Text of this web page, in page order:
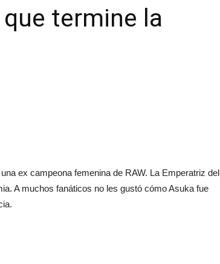
termine la
ex campeona femenina de RAW. La Emperatriz del
A muchos fanáticos no les gustó cómo Asuka fue